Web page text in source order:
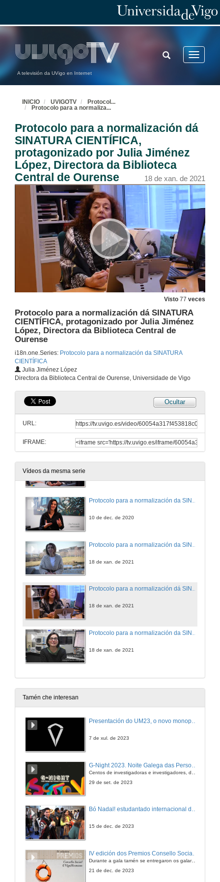
A televisión da UVigo en Internet
Toggle
TOGGLE
SEARCH
INICIO UVIGOTV Protocol ...
Protocolo para a normaliza...
Protocolo para a normalización dá
SINATURA CIENTÍFICA,
protagonizado por Julia Jiménez
López, Directora da Biblioteca
Central de Ourense
18 de xan. de 2021
Visto 77 veces
Protocolo para a normalización dá SINATURA
CIENTÍFICA, protagonizado por Julia Jiménez
López, Directora da Biblioteca Central de
Ourense
i18n.one.Series: Protocolo para a normalización da SINATURA
CIENTÍFICA
Julia Jiménez López
Directora da Biblioteca Central de Ourense, Universidade de Vigo
Ocultar
URL:
IFRAME:
Vídeos da mesma serie
10 de dec. de 2020
Protocolo para a normalización da SINATURA CIENTÍFICA, protagonizado por Noa Caramés, Xestora CINBIO
10 de dec. de 2020
18 de xan. de 2021
Protocolo para a normalización dá SINATURA CIENTÍFICA, protagonizado por Julia Jiménez López, Directora da Biblioteca Central de Ourense
18 de xan. de 2021
18 de xan. de 2021
Tamén che interesan
Presentación do UM23, o novo monopraza de UVigo Motorsport
7 de xul. de 2023
Centos de investigadoras e investigadores, decenas de actividades e sete cidades
29 de set. de 2023
Bó Nadal! estudantado internacional da Universidade de Vigo
15 de dec. de 2023
Durante a gala tamén se entregaron os galardóns aos mellores TFG e TFM en materia de Axenda 2030
21 de dec. de 2023